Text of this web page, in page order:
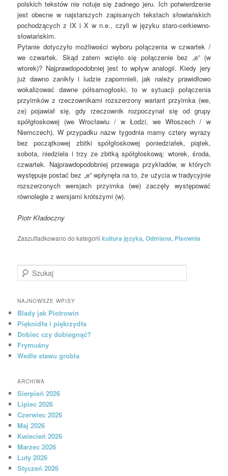
polskich tekstów nie notuje się żadnego jeru. Ich potwierdzenie
jest obecne w najstarszych zapisanych tekstach słowiańskich
pochodzących z IX i X w n.e., czyli w języku staro-cerkiewno-
słowiańskim.
Pytanie dotyczyło możliwości wyboru połączenia w czwartek /
we czwartek. Skąd zatem wzięło się połączenie bez „e” (w
wtorek)? Najprawdopodobniej jest to wpływ analogii. Kiedy jery
już dawno zanikły i ludzie zapomnieli, jak należy prawidłowo
wokalizować dawne półsamogłoski, to w sytuacji połączenia
przyimków z rzeczownikami rozszerzony wariant przyimka (we,
ze) pojawiał się, gdy rzeczownik rozpoczynał się od grupy
spółgłoskowej (we Wrocławiu / w Łodzi, we Włoszech / w
Niemczech). W przypadku nazw tygodnia mamy cztery wyrazy
bez początkowej zbitki spółgłoskowej poniedziałek, piątek,
sobota, niedziela i trzy ze zbitką spółgłoskową: wtorek, środa,
czwartek. Najprawdopodobniej przewaga przykładów, w których
występuje postać bez „e” wpłynęła na to, że użycia w tradycyjnie
rozszerzonych wersjach przyimka (we) zaczęły występować
równolegle z wersjami krótszymi (w).
Piotr Kładoczny
Zaszufladkowano do kategorii kultura języka,Odmiana, Pisownia
Szukaj
NAJNOWSZE WPISY
Blady jak Piotrowin
Pięknidła i piękrzydła
Dobiec czy dobiegnąć?
Frymuśny
Wedle stawu grobla
ARCHIWA
Sierpień 2026
Lipiec 2026
Czerwiec 2026
Maj 2026
Kwiecień 2026
Marzec 2026
Luty 2026
Styczeń 2026